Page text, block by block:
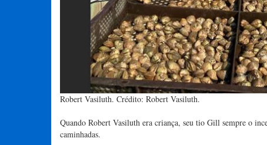
Robert Vasiluth. Crédito: Robert Vasiluth.
Quando Robert Vasiluth era criança, seu tio Gill sempre o
caminhadas.